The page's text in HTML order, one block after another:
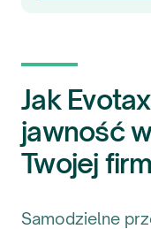
Jak
jawność
Twojej
Samodzielne